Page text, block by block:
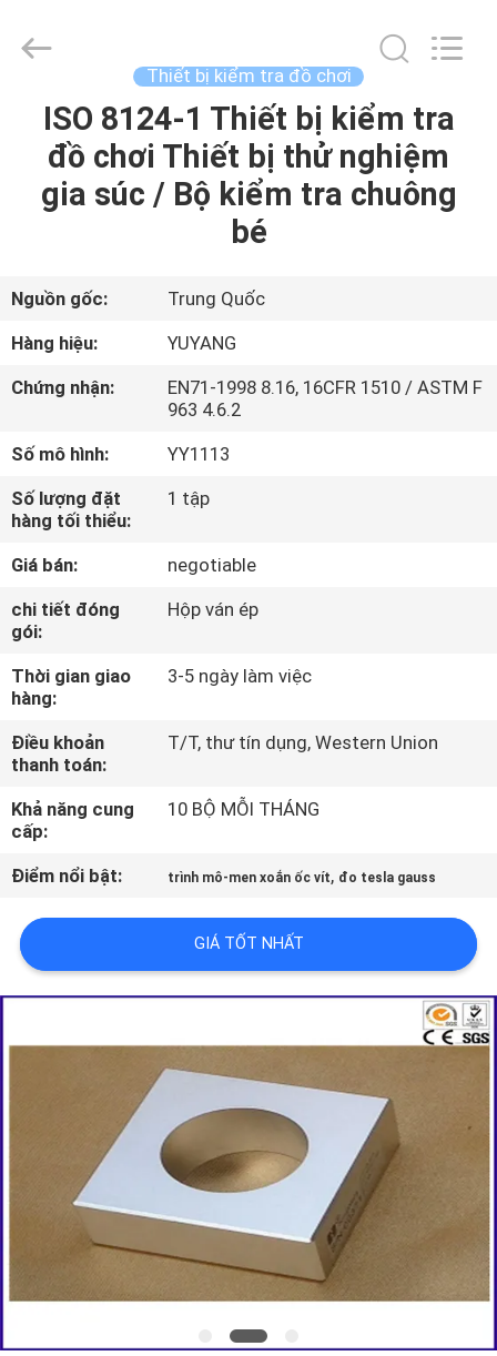
TRANG
CHỦ
PHẨM
HƯỚNG
VR
VỀ
CHÚNG
TÔI
THAM
QUAN
NHÀ
MÁY
LIÊN
HỆ
CHÚNG
TÔI
BÁO
2026
DONGGUAN
Reserved.
Thiết bị kiểm tra đồ chơi
ISO 8124-1 Thiết bị kiểm tra
đồ chơi Thiết bị thử nghiệm
gia súc / Bộ kiểm tra chuông
bé
Nguồn gốc:
Trung Quốc
Hàng hiệu:
YUYANG
Chứng nhận:
EN71-1998 8.16, 16CFR 1510 / ASTM F
963 4.6.2
Số mô hình:
YY1113
Số lượng đặt
hàng tối thiểu:
1 tập
Giá bán:
negotiable
chi tiết đóng
gói:
Hộp ván ép
Thời gian giao
hàng:
3-5 ngày làm việc
Điều khoản
thanh toán:
T/T, thư tín dụng, Western Union
Khả năng cung
cấp:
10 BỘ MỖI THÁNG
Điểm nổi bật: trình mô-men xoắn ốc vít, đo tesla gauss
GIÁ TỐT NHẤT